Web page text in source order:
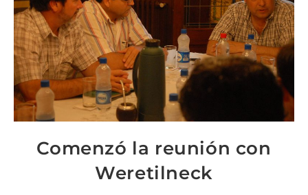
Comenzó la reunión con
Weretilneck